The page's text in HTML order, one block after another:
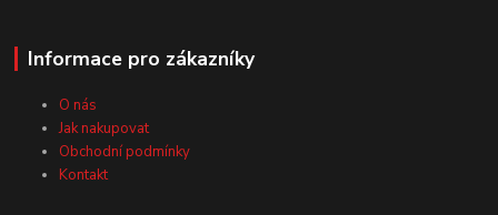
Informace pro zákazníky
O nás
Jak nakupovat
Obchodní podmínky
Kontakt